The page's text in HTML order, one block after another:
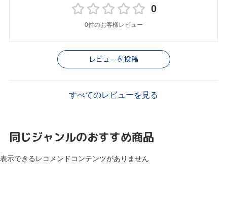
0
0件のお客様レビュー
レビューを投稿
すべてのレビューを見る
同じジャンルのおすすめ商品
表示できるレコメンドコンテンツがありません